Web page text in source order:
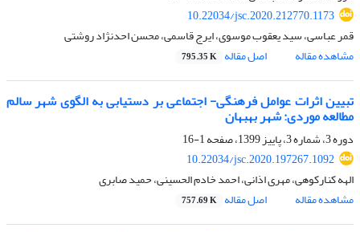
10.22034/jsc.2020.212770.1173
قمر عباسی، سید یعقوب موسوی، ایرج قاسمی، محسن احدنژاد روشتی
مشاهده مقاله
اصل مقاله 795.35 K
تبیین اثرات عوامل فرهنگی- اجتماعی بر دستیابی به الگوی شهر سالم
مطالعه موردی: شهر بهبهان
دوره 3، شماره 3، پاییز 1399، صفحه
1-16
10.22034/jsc.2020.197267.1092
الهه کنارکوهی، مهری اذانی، احمد خادم الحسینی، حمید صابری
مشاهده مقاله
اصل مقاله 757.69 K